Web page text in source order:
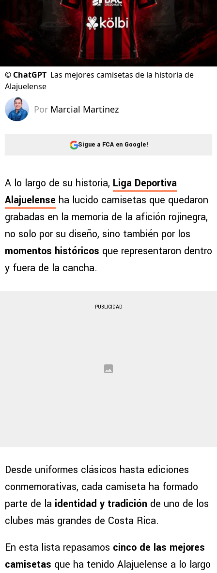
© ChatGPT Las mejores camisetas de la historia de
Alajuelense
Por Marcial Martínez
Sigue a FCA en Google!
A lo largo de su historia, Liga Deportiva
Alajuelense ha lucido camisetas que quedaron
grabadas en la memoria de la afición rojinegra,
no solo por su diseño, sino también por los
momentos históricos que representaron dentro
y fuera de la cancha.
PUBLICIDAD
Desde uniformes clásicos hasta ediciones
conmemorativas, cada camiseta ha formado
parte de la identidad y tradición de uno de los
clubes más grandes de Costa Rica.
En esta lista repasamos cinco de las mejores
camisetas que ha tenido Alajuelense a lo largo